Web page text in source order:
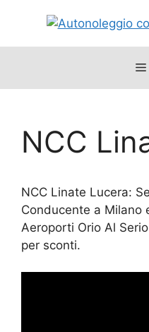
contenuto
NCC
NCC Linate Lucera:
Conducente a Milano
Aeroporti Orio Al
per sconti.